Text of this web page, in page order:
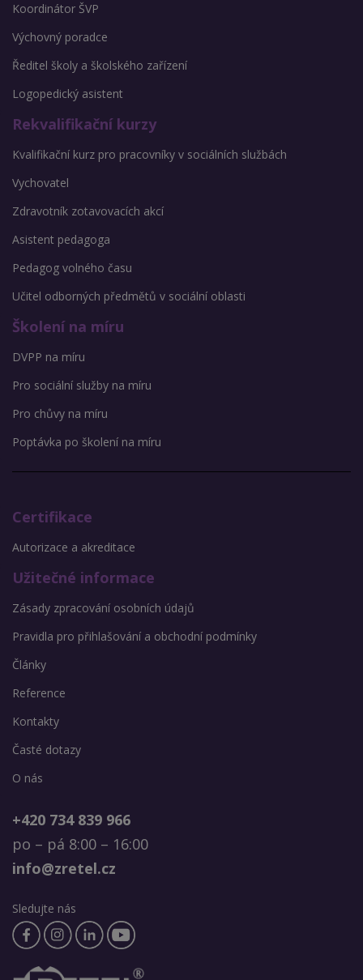
Koordinátor ŠVP
Výchovný poradce
Ředitel školy a školského zařízení
Logopedický asistent
Rekvalifikační kurzy
Kvalifikační kurz pro pracovníky v sociálních službách
Vychovatel
Zdravotník zotavovacích akcí
Asistent pedagoga
Pedagog volného času
Učitel odborných předmětů v sociální oblasti
Školení na míru
DVPP na míru
Pro sociální služby na míru
Pro chůvy na míru
Poptávka po školení na míru
Certifikace
Autorizace a akreditace
Užitečné informace
Zásady zpracování osobních údajů
Pravidla pro přihlašování a obchodní podmínky
Články
Reference
Kontakty
Časté dotazy
O nás
+420 734 839 966
po – pá 8:00 – 16:00
info@zretel.cz
Sledujte nás